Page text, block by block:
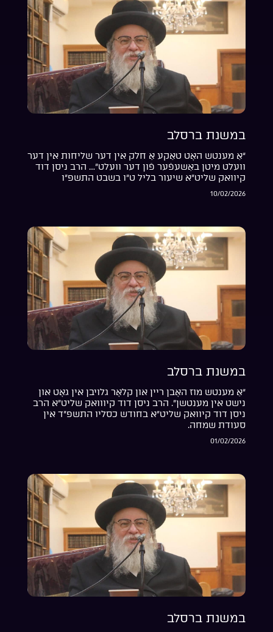
במשנת ברסלב
“אַ מענטש האָט טאַקע אַ חלק אין דער שליחות אין דער
וועלט מיטן באַשעפֿער פֿון דער וועלט”… הרב ניסן דוד
קיוואק שליט”א שיעור בליל ט”ו בשבט התשפ”ו
10/02/2026
במשנת ברסלב
“אַ מענטש מוז האָבן ריין און קלאָר גלויבן אין גאָט און
נישט אין מענטשן”. הרב ניסן דוד קיווואק שליט”א הרב
ניסן דוד קיוואק שליט”א בחודש כסליו התשפ”ד אין
סעודת שמחה.
01/02/2026
במשנת ברסלב